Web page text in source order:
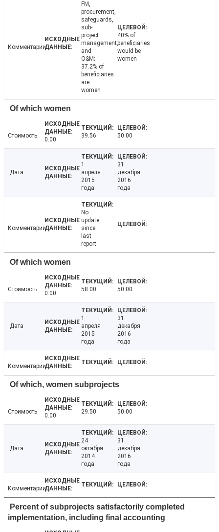
Комментарии
FM,
procurement,
safeguards,
sub-
project
management,
and
O&M;
37.2% of
beneficiaries
are
women
40% of
beneficiaries
would be
women
Of which women
Стоимость
0.00
39.56 50.00
Дата
1
апреля
2015
года
31
декабря
2016
года
Комментарии
No
update
since
last
report
Of which women
Стоимость
0.00
58.00 50.00
Дата
1
апреля
2015
года
31
декабря
2016
года
Комментарии
Of which, women subprojects
Стоимость
0.00
29.50 50.00
Дата
24
октября
2014
года
31
декабря
2016
года
Комментарии
Percent of subprojects satisfactorily completed
implementation, including final accounting